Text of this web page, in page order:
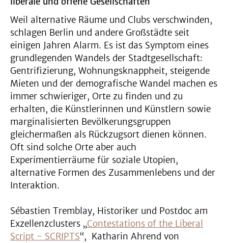
Weil alternative Räume und Clubs verschwinden,
schlagen Berlin und andere Großstädte seit
einigen Jahren Alarm. Es ist das Symptom eines
grundlegenden Wandels der Stadtgesellschaft:
Gentrifizierung, Wohnungsknappheit, steigende
Mieten und der demografische Wandel machen es
immer schwieriger, Orte zu finden und zu
erhalten, die Künstlerinnen und Künstlern sowie
marginalisierten Bevölkerungsgruppen
gleichermaßen als Rückzugsort dienen können.
Oft sind solche Orte aber auch
Experimentierräume für soziale Utopien,
alternative Formen des Zusammenlebens und der
Interaktion.
Sébastien Tremblay, Historiker und Postdoc am
Exzellenzclusters „Contestations of the Liberal
Script - SCRIPTS“, Katharin Ahrend von